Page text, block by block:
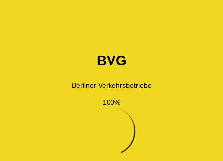
BVG
Berliner Verkehrsbetriebe
100%